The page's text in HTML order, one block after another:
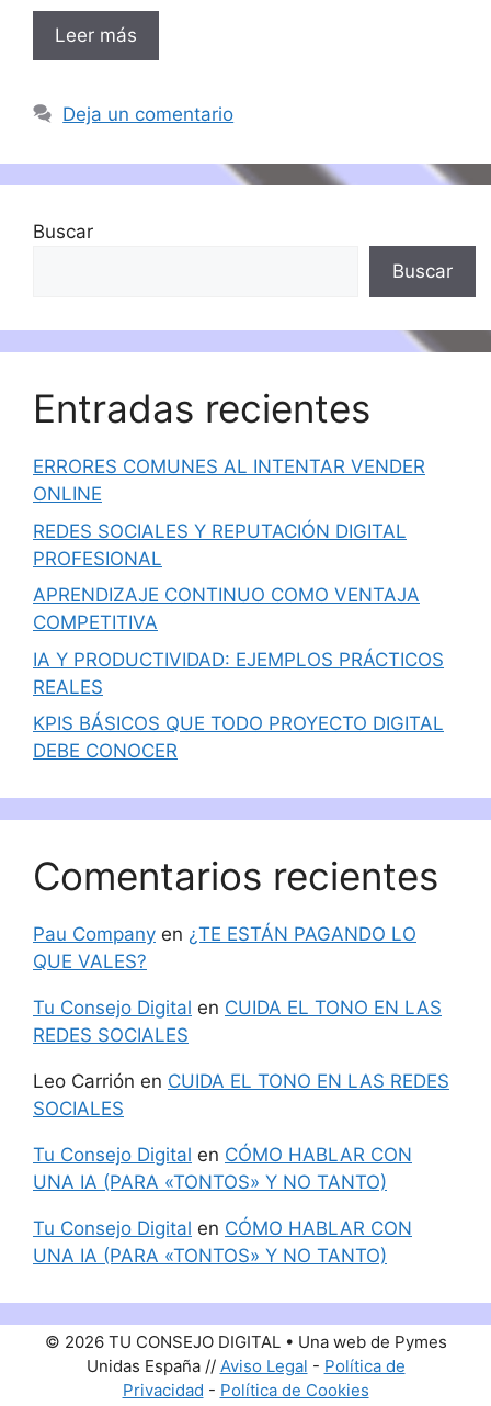
Leer más
Deja un comentario
Buscar
Buscar
Entradas recientes
ERRORES COMUNES AL INTENTAR VENDER
ONLINE
REDES SOCIALES Y REPUTACIÓN DIGITAL
PROFESIONAL
APRENDIZAJE CONTINUO COMO VENTAJA
COMPETITIVA
IA Y PRODUCTIVIDAD: EJEMPLOS PRÁCTICOS
REALES
KPIS BÁSICOS QUE TODO PROYECTO DIGITAL
DEBE CONOCER
Comentarios recientes
Pau Company en ¿TE ESTÁN PAGANDO LO
QUE VALES?
Tu Consejo Digital en CUIDA EL TONO EN LAS
REDES SOCIALES
Leo Carrión en CUIDA EL TONO EN LAS REDES
SOCIALES
Tu Consejo Digital en CÓMO HABLAR CON
UNA IA (PARA «TONTOS» Y NO TANTO)
Tu Consejo Digital en CÓMO HABLAR CON
UNA IA (PARA «TONTOS» Y NO TANTO)
© 2026 TU CONSEJO DIGITAL • Una web de Pymes
Unidas España // Aviso Legal - Política de
Privacidad - Política de Cookies